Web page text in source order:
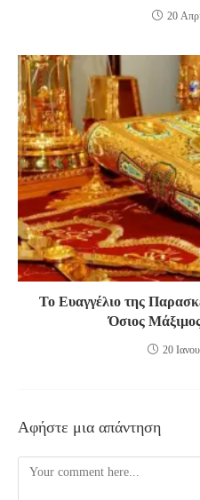
20
Το Ευαγγέλιο της
Όσιος
20
Αφήστε μια απάντηση
Comment